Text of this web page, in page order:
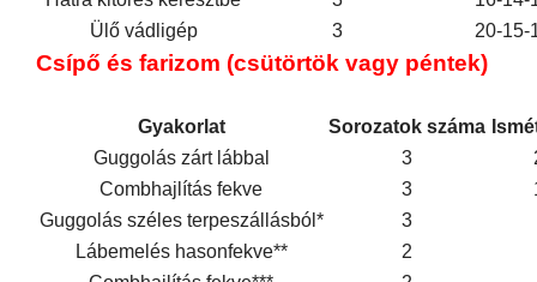
Ülő vádligép
3 20-15-
Csípő és farizom (csütörtök vagy péntek)
Gyakorlat Sorozatok száma
Guggolás zárt lábbal
3
Combhajlítás fekve
3
Guggolás széles terpeszállásból*
3
Lábemelés hasonfekve**
2